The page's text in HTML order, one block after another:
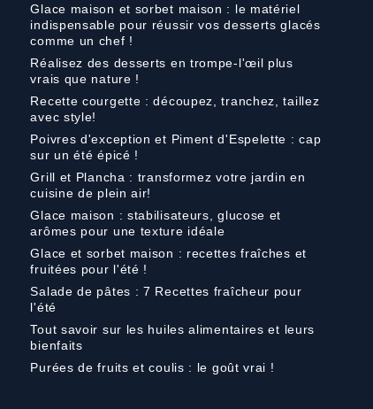
Glace maison et sorbet maison : le matériel
indispensable pour réussir vos desserts glacés
comme un chef !
Réalisez des desserts en trompe-l'œil plus
vrais que nature !
Recette courgette : découpez, tranchez, taillez
avec style!
Poivres d'exception et Piment d'Espelette : cap
sur un été épicé !
Grill et Plancha : transformez votre jardin en
cuisine de plein air!
Glace maison : stabilisateurs, glucose et
arômes pour une texture idéale
Glace et sorbet maison : recettes fraîches et
fruitées pour l'été !
Salade de pâtes : 7 Recettes fraîcheur pour
l'été
Tout savoir sur les huiles alimentaires et leurs
bienfaits
Purées de fruits et coulis : le goût vrai !